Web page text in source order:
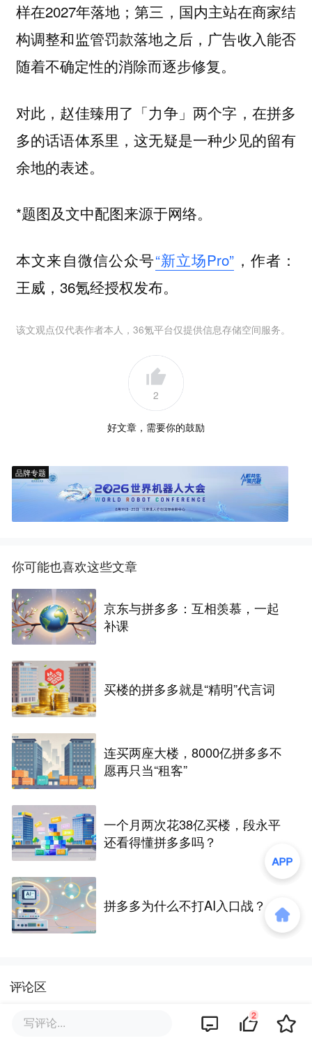
样在2027年落地；第三，国内主站在商家结
构调整和监管罚款落地之后，广告收入能否
随着不确定性的消除而逐步修复。
对此，赵佳臻用了「力争」两个字，在拼多
多的话语体系里，这无疑是一种少见的留有
余地的表述。
*题图及文中配图来源于网络。
本文来自微信公众号“新立场Pro” ，作者：
王威，36氪经授权发布。
该文观点仅代表作者本人，36氪平台仅提供信息存储空间服务。
2
好文章，需要你的鼓励
品牌专题
你可能也喜欢这些文章
京东与拼多多：互相羡慕，一起
补课
买楼的拼多多就是“精明”代言词
连买两座大楼，8000亿拼多多不
愿再只当“租客”
一个月两次花38亿买楼，段永平
还看得懂拼多多吗？
拼多多为什么不打AI入口战？
评论区
写评论... 2